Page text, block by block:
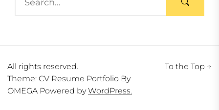
All rights reserved.
Theme: CV Resume Portfolio By
OMEGA Powered byWordPress.
To the Top ↑